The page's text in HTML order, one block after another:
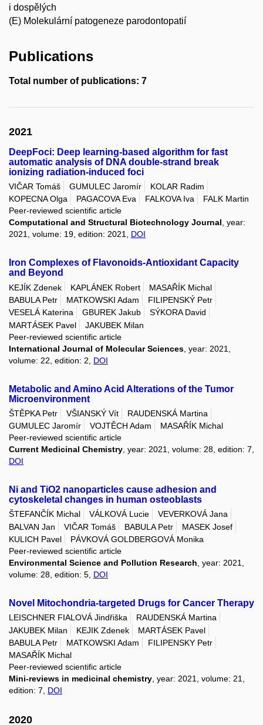
i dospělých
(E) Molekulární patogeneze parodontopatií
Publications
Total number of publications: 7
2021
DeepFoci: Deep learning-based algorithm for fast
automatic analysis of DNA double-strand break
ionizing radiation-induced foci
VIČAR Tomáš GUMULEC Jaromír
KOLAR Radim
KOPECNA Olga
PAGACOVA Eva FALKOVA Iva
FALK Martin
Peer-reviewed scientific article
Computational and Structural Biotechnology Journal, year:
2021, volume: 19, edition: 2021, DOI
Iron Complexes of Flavonoids-Antioxidant Capacity
and Beyond
KEJÍK Zdenek KAPLÁNEK Robert
MASAŘÍK Michal
BABULA Petr
MATKOWSKI Adam
FILIPENSKÝ Petr
VESELÁ Katerina
GBUREK Jakub
SÝKORA David
MARTÁSEK Pavel
JAKUBEK Milan
Peer-reviewed scientific article
International Journal of Molecular Sciences , year: 2021,
volume: 22, edition: 2, DOI
Metabolic and Amino Acid Alterations of the Tumor
Microenvironment
ŠTĚPKA Petr VŠIANSKÝ Vít
RAUDENSKÁ Martina
GUMULEC Jaromír
VOJTĚCH Adam
MASAŘÍK Michal
Peer-reviewed scientific article
Current Medicinal Chemistry , year: 2021, volume: 28, edition: 7,
DOI
Ni and TiO2 nanoparticles cause adhesion and
cytoskeletal changes in human osteoblasts
ŠTEFANČÍK Michal VÁLKOVÁ Lucie
VEVERKOVÁ Jana
BALVAN Jan
VIČAR Tomáš BABULA Petr
MASEK Josef
KULICH Pavel
PÁVKOVÁ GOLDBERGOVÁ Monika
Peer-reviewed scientific article
Environmental Science and Pollution Research , year: 2021,
volume: 28, edition: 5, DOI
Novel Mitochondria-targeted Drugs for Cancer Therapy
LEISCHNER FIALOVÁ Jindřiška
RAUDENSKÁ Martina
JAKUBEK Milan
KEJIK Zdenek
MARTÁSEK Pavel
BABULA Petr
MATKOWSKI Adam
FILIPENSKY Petr
MASAŘÍK Michal
Peer-reviewed scientific article
Mini-reviews in medicinal chemistry, year: 2021, volume: 21,
edition: 7, DOI
2020